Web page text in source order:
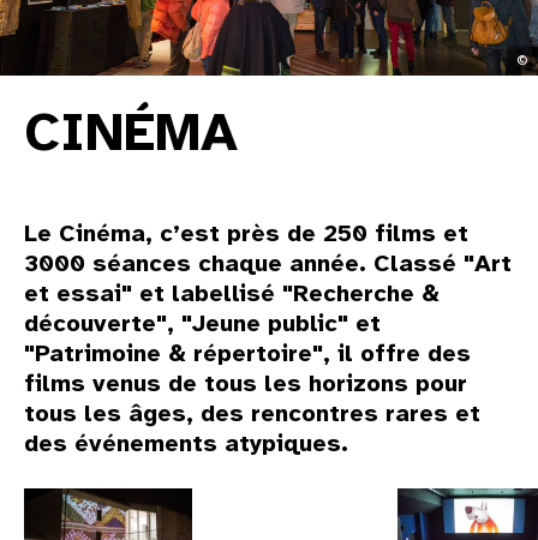
©
CINÉMA
Le Cinéma, c’est près de 250 films et
3000 séances chaque année. Classé "Art
et essai" et labellisé "Recherche &
découverte", "Jeune public" et
"Patrimoine & répertoire", il offre des
films venus de tous les horizons pour
tous les âges, des rencontres rares et
des événements atypiques.